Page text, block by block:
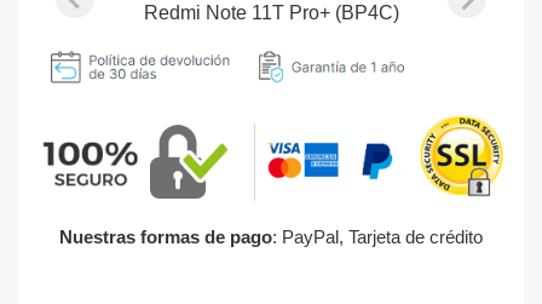
Nuestras formas de pago: PayPal, Tarjeta de crédito